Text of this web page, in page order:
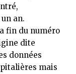
an.
fin du numéro
dite
données
mais